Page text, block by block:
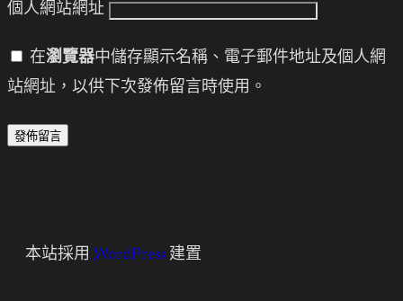
個人網站網址
在瀏覽器中儲存顯示名稱、電子郵件地址及個人網
站網址，以供下次發佈留言時使用。
本站採用 WordPress 建置